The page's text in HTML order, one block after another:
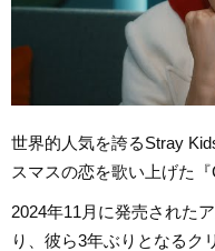
世界的人気を誇るStray
スマスの恋を歌い上げた『
2024年11月に発売された
り、彼ら3年ぶりとなるク